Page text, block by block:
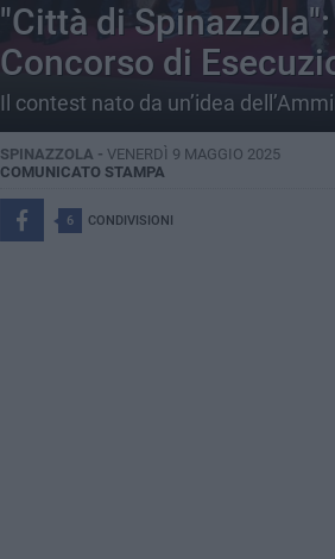
"Città di
Concorso di
Il contest nato da un’idea
SPINAZZOLA - VENERDÌ 9 MAGGIO 2025
COMUNICATO STAMPA
6 CONDIVISIONI